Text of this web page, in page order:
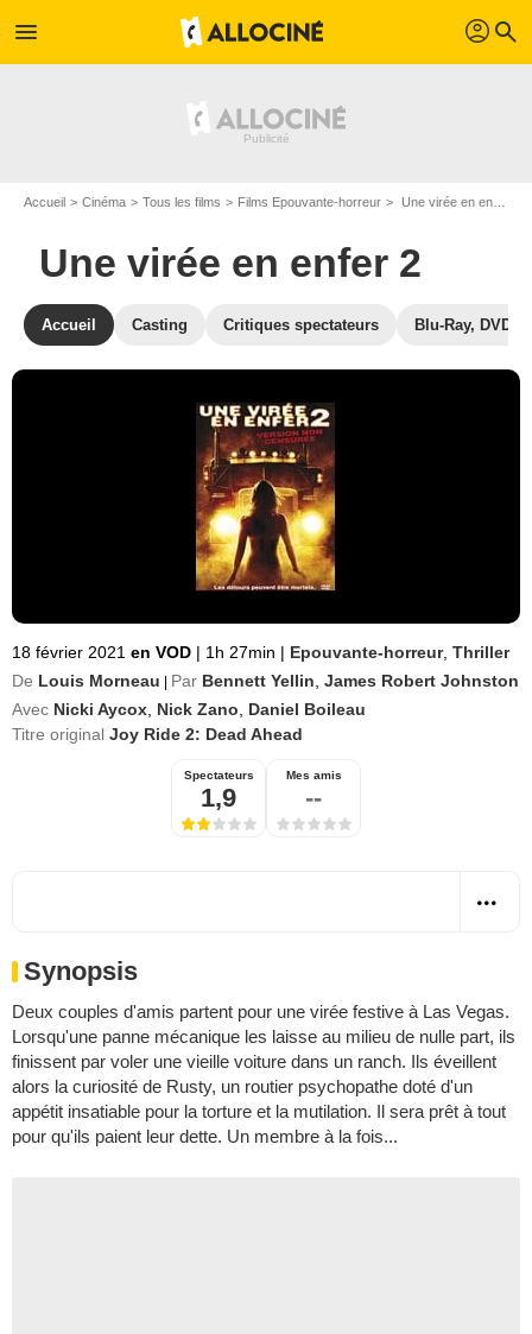
menu profil search
Accueil Cinéma Tous les films Films Epouvante-horreur Une virée en enfer 2 de Louis Morneau
Une virée en enfer 2
Accueil Casting Critiques spectateurs Blu-Ray, DVD
18 février 2021 en VOD | 1h 27min | Epouvante-horreur, Thriller
De Louis Morneau Par Bennett Yellin James Robert Johnston
Avec Nicki Aycox Nick Zano
Daniel Boileau
Titre original Joy Ride 2: Dead Ahead
Spectateurs
1,9
Mes amis
--
Synopsis
Deux couples d'amis partent pour une virée festive à Las Vegas.
Lorsqu'une panne mécanique les laisse au milieu de nulle part, ils
finissent par voler une vieille voiture dans un ranch. Ils éveillent
alors la curiosité de Rusty, un routier psychopathe doté d'un
appétit insatiable pour la torture et la mutilation. Il sera prêt à tout
pour qu'ils paient leur dette. Un membre à la fois...